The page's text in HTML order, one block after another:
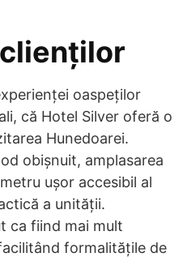
oaspeților
că Hotel Silver oferă o
Hunedoarei.
obișnuit, amplasarea
ușor accesibil al
a unității.
ca fiind mai mult
formalitățile de